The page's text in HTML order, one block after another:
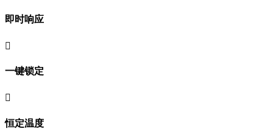
即时响应

一键锁定

恒定温度